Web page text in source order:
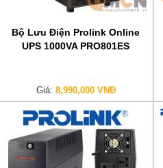
Bộ Lưu Điện Prolink Online
UPS 1000VA PRO801ES
Giá: 8,990,000 VNĐ